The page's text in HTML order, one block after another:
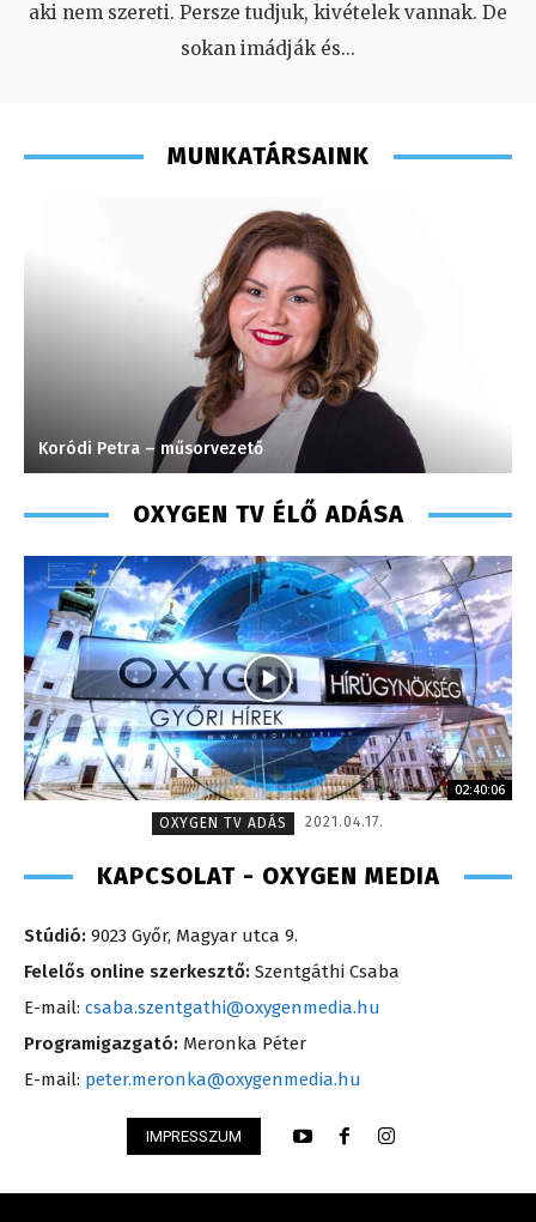
aki nem szereti. Persze tudjuk, kivételek vannak. De
sokan imádják és...
MUNKATÁRSAINK
Koródi Petra – műsorvezető
OXYGEN TV ÉLŐ ADÁSA
02:40:06
OXYGEN TV ADÁS
2021.04.17.
KAPCSOLAT - OXYGEN MEDIA
Stúdió: 9023 Győr, Magyar utca 9.
Felelős online szerkesztő: Szentgáthi Csaba
E-mail: csaba.szentgathi@oxygenmedia.hu
Programigazgató: Meronka Péter
E-mail: peter.meronka@oxygenmedia.hu
IMPRESSZUM